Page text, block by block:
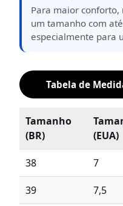
Para maior
um tamanho com
especialmente para
Tabela de
Tamanho
(BR)
(EUA)
38 7
39 7,5